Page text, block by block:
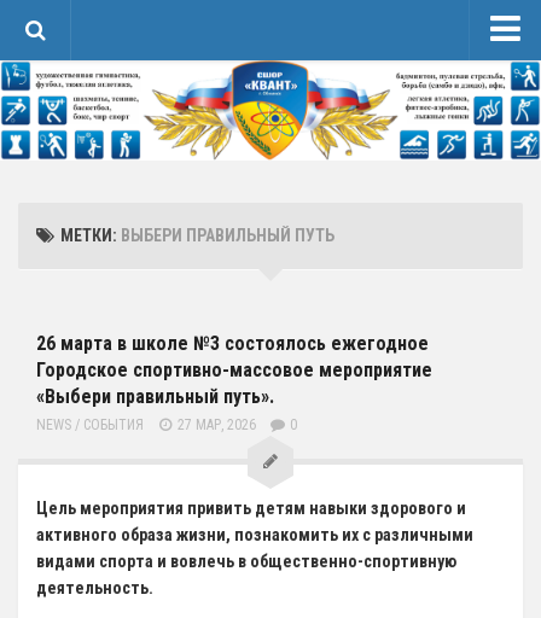
Новости
Сведения об образовательной организации
4 Образовательные стандарты и требования
Спортивная Подготовка
Календарь
Положения и протоколы
5 Руководство. Педагогический (научно-педагогический) состав
МЕТКИ: ВЫБЕРИ ПРАВИЛЬНЫЙ ПУТЬ
26 марта в школе №3 состоялось ежегодное
Городское спортивно-массовое мероприятие
«Выбери правильный путь».
NEWS / СОБЫТИЯ 27 МАР, 2026 0
Цель мероприятия привить детям навыки здорового и
активного образа жизни, познакомить их с различными
видами спорта и вовлечь в общественно-спортивную
деятельность.